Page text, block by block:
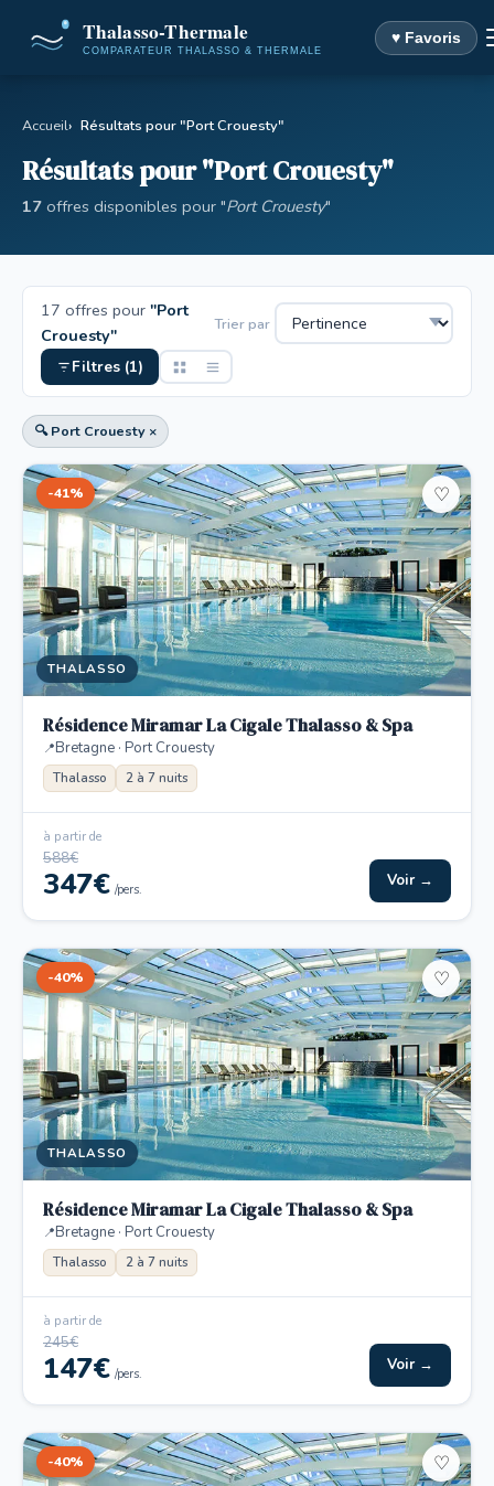
♥ Favoris
Accueil Résultats pour "Port Crouesty"
Résultats pour "Port Crouesty"
17 offres disponibles pour "Port Crouesty"
17 offres pour "Port
Crouesty"
Trier par
Filtres (1)
🔍 Port Crouesty ×
-41%
THALASSO
♡
Résidence Miramar La Cigale Thalasso & Spa
Bretagne · Port Crouesty
Thalasso 2 à 7 nuits
à partir de
588€
347€ /pers. Voir →
-40%
THALASSO
♡
Résidence Miramar La Cigale Thalasso & Spa
Bretagne · Port Crouesty
Thalasso 2 à 7 nuits
à partir de
245€
147€ /pers. Voir →
-40% ♡